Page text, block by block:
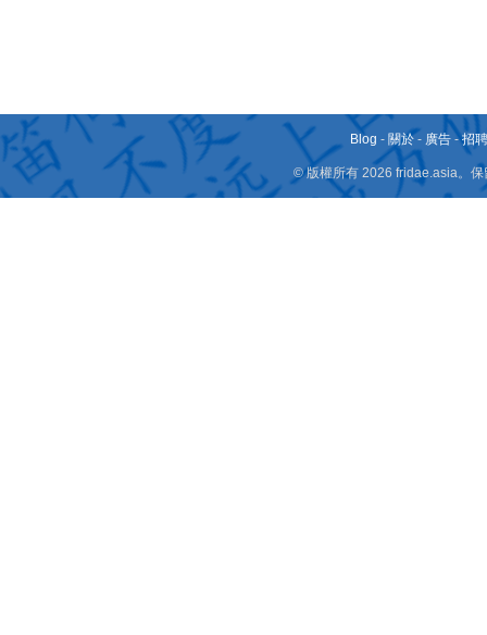
Blog - 關於 - 廣告 -招
© 版權所有 2026 fridae.asia。